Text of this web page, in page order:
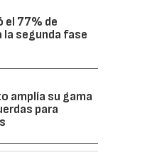
el 77% de
la segunda fase
amplía su gama
para